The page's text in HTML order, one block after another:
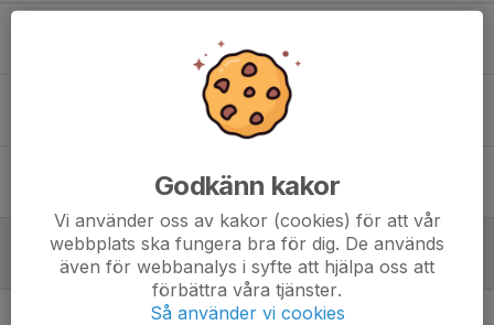
0
Sommaravslutning!
2 jun, 22:03 0
Vi söker anläggningsansvariga!
6 maj, 18:31 0
Medlemskap i Stegeborg
Godkänn kakor
Vi använder oss av kakor (cookies) för att vår
webbplats ska fungera bra för dig. De används
även för webbanalys i syfte att hjälpa oss att
förbättra våra tjänster.
Så använder vi cookies